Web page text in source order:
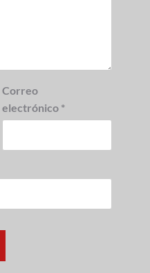
Correo
electrónico *